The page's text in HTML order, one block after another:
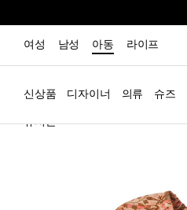
여성 남성 아동 라이프
신상품 디자이너 의류 슈즈
뉴시즌